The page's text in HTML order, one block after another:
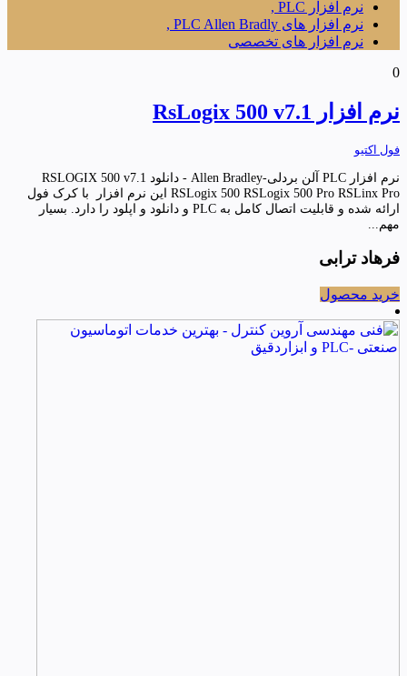
نرم افزار PLC ,
نرم افزار های PLC Allen Bradly ,
نرم افزار های تخصصی
0
نرم افزار RsLogix 500 v7.1
فول اکتیو
نرم افزار PLC آلن بردلی-Allen Bradley - دانلود RSLOGIX 500 v7.1
RSLogix 500 RSLogix 500 Pro RSLinx Pro این نرم افزار با کرک فول
ارائه شده و قابلیت اتصال کامل به PLC و دانلود و اپلود را دارد. بسیار
مهم...
فرهاد ترابی
خرید محصول